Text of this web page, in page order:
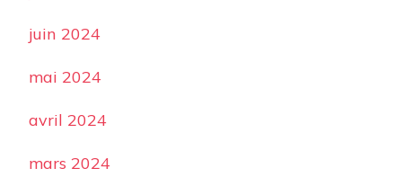
juin 2024
mai 2024
avril 2024
mars 2024